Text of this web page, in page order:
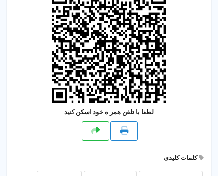
لطفا با تلفن همراه خود اسکن کنید
کلمات کلیدی